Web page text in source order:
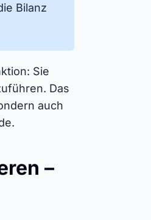
Bilanz
Sie
Das
auch
–